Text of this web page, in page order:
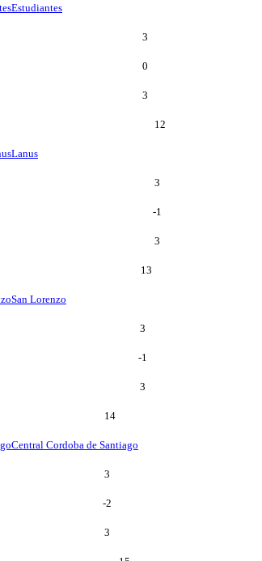
Estudiantes
3
0
3
12
Lanus
3
-1
3
13
San Lorenzo
3
-1
3
14
Central Cordoba de Santiago
3
-2
3